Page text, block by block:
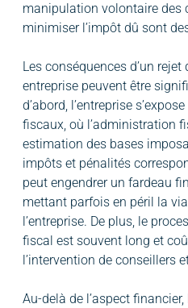
manipulation volontaire des
minimiser l’impôt dû sont
Les conséquences d’un
entreprise peuvent être
d’abord, l’entreprise
fiscaux, où l’administration
estimation des bases
impôts et pénalités
peut engendrer un fardeau
mettant parfois en péril la
l’entreprise. De plus, le
fiscal est souvent long et
l’intervention de conseillers
Au-delà de l’aspect